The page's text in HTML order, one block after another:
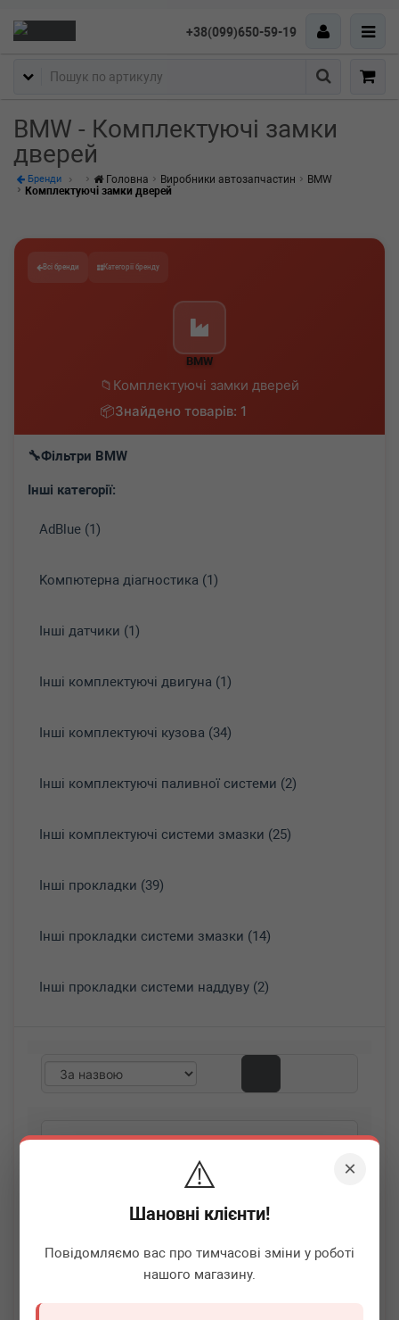
×
⚠️
Шановні клієнти!
Повідомляємо вас про тимчасові зміни у роботі
нашого магазину.
+38(099)650-59-19
Пошук
BMW - Комплектуючі замки
дверей
Бренди Головна Виробники автозапчастин
BMW
Комплектуючі замки дверей
Всі бренди Категорії бренду
BMW
Комплектуючі замки дверей
Знайдено товарів: 1
Фільтри BMW
Інші категорії:
AdBlue (1)
Koмпютepнa діaгнocтикa (1)
Інші датчики (1)
Інші комплектуючі двигуна (1)
Інші комплектуючі кузова (34)
Інші комплектуючі паливної системи (2)
Інші комплектуючі системи змазки (25)
Інші прокладки (39)
Інші прокладки системи змазки (14)
Інші прокладки системи наддуву (2)